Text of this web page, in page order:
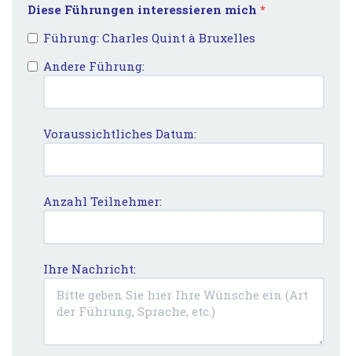
Diese Führungen interessieren mich *
Führung: Charles Quint à Bruxelles
Andere Führung:
Voraussichtliches Datum:
Anzahl Teilnehmer:
Ihre Nachricht: